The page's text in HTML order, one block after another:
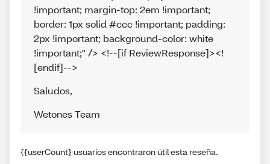
!important; margin-top: 2em !important;
border: 1px solid #ccc !important; padding:
2px !important; background-color: white
!important;" /> <!--[if ReviewResponse]><!
[endif]-->
Saludos,
Wetones Team
{{userCount} usuarios encontraron útil esta reseña.